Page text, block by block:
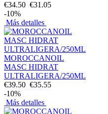
€34.50 €31.05
-10%
Más detalles
MOROCCANOIL
MASC HIDRAT
ULTRALIGERA/250ML
€39.50 €35.55
-10%
Más detalles